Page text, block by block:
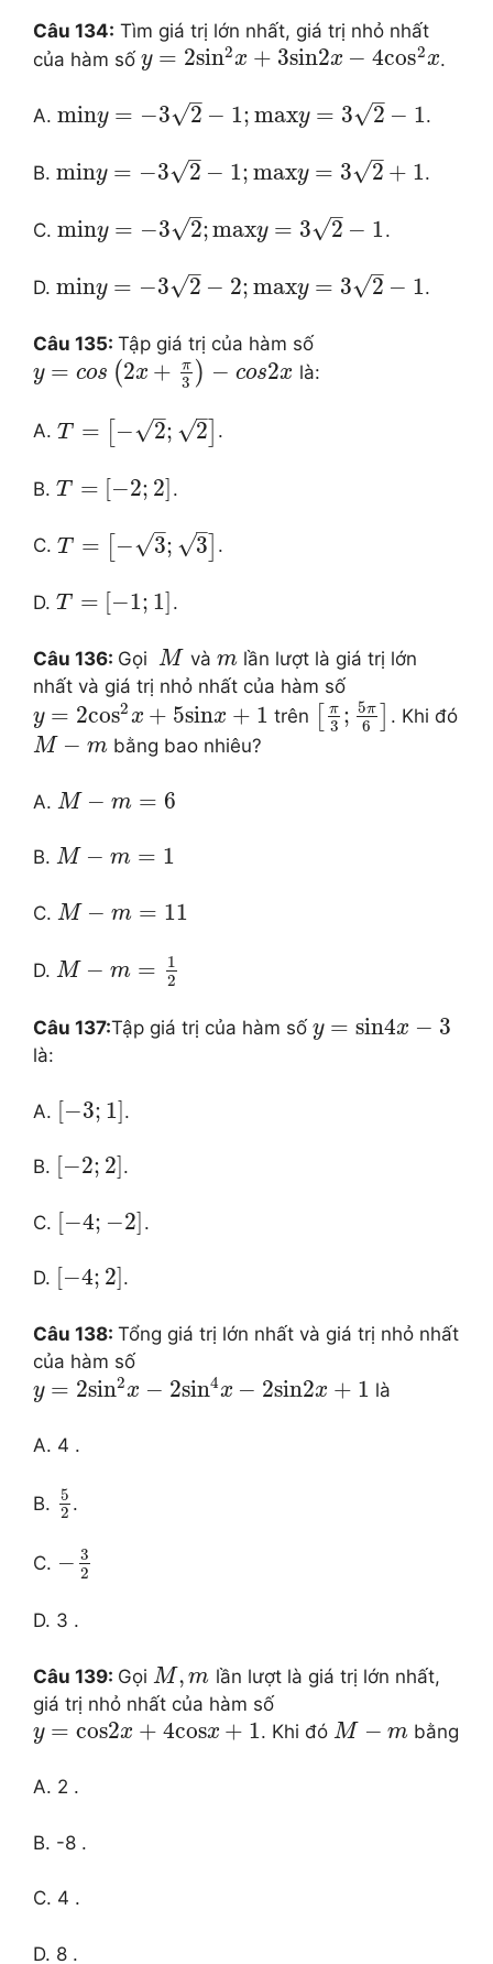
Câu 134: Tìm giá trị lớn nhất, giá trị nhỏ nhất
của hàm số y = 2sin2x + 3sin2x − 4cos2x.
A. miny = −3 2
–
√ − 1; maxy = 3 2
–
√ − 1.
B. miny = −3 2
–
√ − 1; maxy = 3 2
–
√ + 1.
C. miny = −3 2
–
√ ;maxy = 3 2
–
√ − 1.
D. miny = −3 2
–
√ − 2; maxy = 3 2
–
√ − 1.
Câu 135: Tập giá trị của hàm số
y = cos (2x + π
3 ) − cos2x là:
A. T = − 2
–
√ ; 2
–
√ .
B. T = [−2; 2] .
C. T = − 3
–
√ ; 3
–
√ .
D. T = −1; 1 .
Câu 136: Gọi M và mlần lượt là giá trị lớn
nhất và giá trị nhỏ nhất của hàm số
y = 2cos2x + 5sinx + 1 trên π
3 ; 5π
6
. Khi đó
M − m bằng bao nhiêu?
A. M − m = 6
B. M − m = 1
C. M − m = 11
D. M − m =
1
2
Câu 137:Tập giá trị của hàm số y = sin4x − 3
là:
A. [−3; 1] .
B. [−2; 2] .
C. [−4; −2] .
D. [−4; 2] .
Câu 138: Tổng giá trị lớn nhất và giá trị nhỏ nhất
của hàm số
y = 2sin2x − 2sin4x − 2sin2x + 1 là
A. 4 .
B. 5
2 .
C. − 3
2
D. 3 .
Câu 139: Gọi M, m lần lượt là giá trị lớn nhất,
giá trị nhỏ nhất của hàm số
y = cos2x + 4cosx + 1. Khi đó M − m bằng
A. 2 .
B. -8 .
C. 4 .
D. 8 .